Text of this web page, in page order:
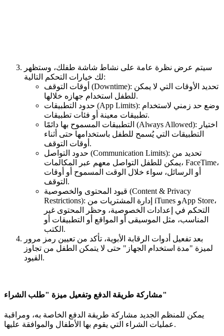
سيتم عرض نظرة عامة على نشاط شاشة طفلك، وستظهر
لك خيارات التحكم التالية:
أوقات التوقف (Downtime): تحديد الأوقات التي لا يمكن
للطفل استخدام جهازه خلالها.
حدود التطبيقات (App Limits): وضع حد زمني لاستخدام
تطبيقات معينة أو فئات تطبيقات.
التطبيقات المسموح بها دائمًا (Always Allowed): اختيار
التطبيقات التي يُسمح للطفل باستخدامها حتى أثناء
أوقات التوقف.
حدود التواصل (Communication Limits): تحديد من
يمكن للطفل التواصل معهم عبر المكالمات، FaceTime،
أو الرسائل، سواء خلال الوقت المسموح أو أوقات
التوقف.
قيود المحتوى والخصوصية (Content & Privacy
Restrictions): إدارة المشتريات من iTunes وApp Store،
التحكم في إعدادات الخصوصية، وحظر المحتوى غير
المناسب، مثل الموسيقى أو المواقع أو التطبيقات أو
الكتب.
بعد تفعيل أدوات الرقابة الأبوية، تأكد من تعيين رمز مرور
لميزة "مدة استخدام الجهاز" حتى لا يتمكن الطفل من تجاوز
القيود.
مشاركة طريقة الدفع وتفعيل ميزة "طلب الشراء"
يمكن للمنظم الجديد مشاركة طريقة الدفع الخاصة به، ومراقبة
عمليات الشراء التي يقوم بها الأطفال والموافقة عليها.